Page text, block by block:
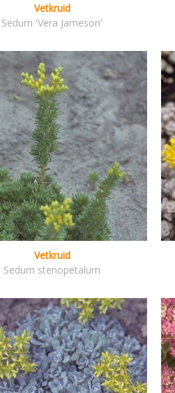
Vetkruid
Sedum 'Vera Jameson'
Vetkruid
Sedum stenopetalum